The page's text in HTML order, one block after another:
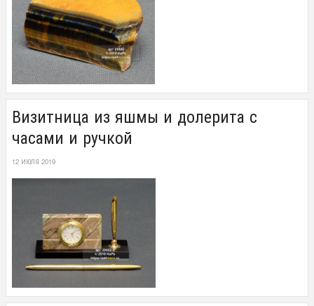
Визитница из яшмы и долерита с
часами и ручкой
12 ИЮЛЯ 2019